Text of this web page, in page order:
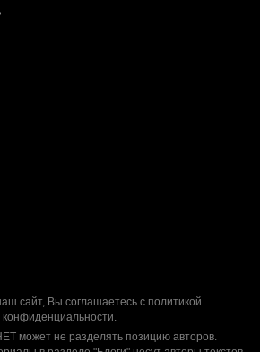
сайт, Вы соглашаетесь с политикой
конфиденциальности.
может не разделять позицию авторов.